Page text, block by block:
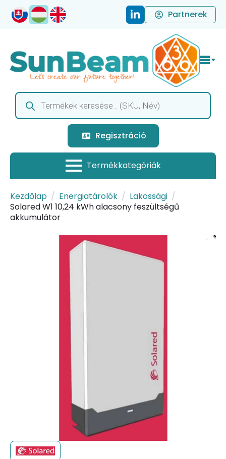
Partnerek
Products
search
Regisztráció
Kezdőlap Energiatárolók
Lakossági
Solared W1 10,24 kWh alacsony feszültségű
akkumulátor